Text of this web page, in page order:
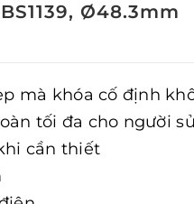
Ø48.3mm
mà khóa cố định
tối đa cho người
cần thiết